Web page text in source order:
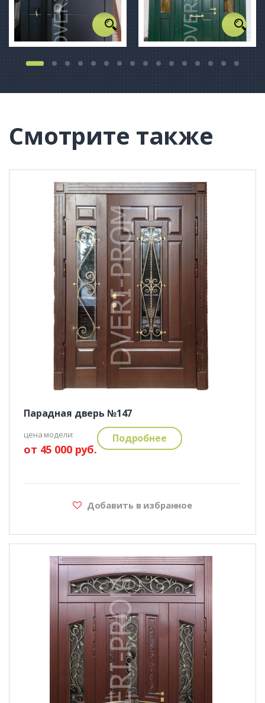
Смотрите также
Парадная дверь №147
цена модели:
от 45 000 руб.
Подробнее
Добавить в избранное